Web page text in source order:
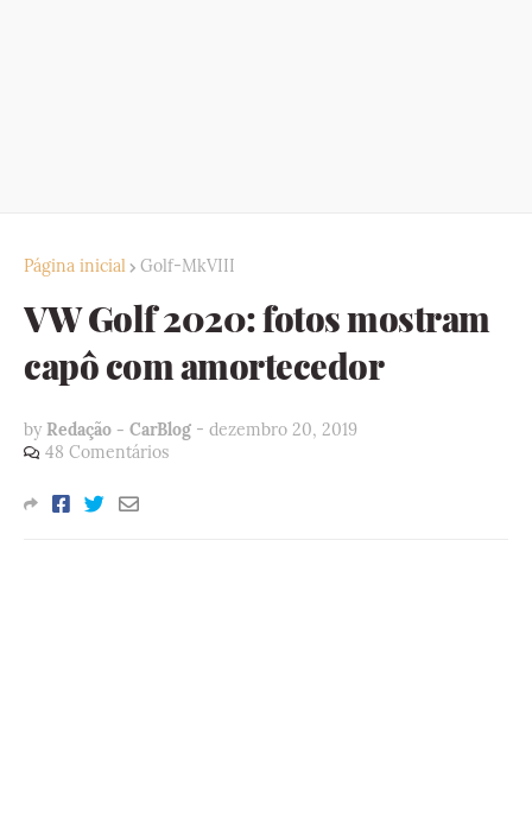
Página inicial Golf-MkVIII
VW Golf 2020: fotos mostram
capô com amortecedor
by Redação - CarBlog - dezembro 20, 2019
48 Comentários